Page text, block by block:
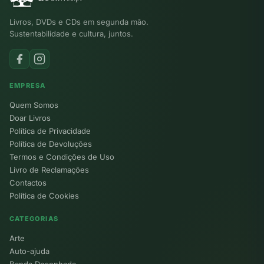
Livros, DVDs e CDs em segunda mão.
Sustentabilidade e cultura, juntos.
EMPRESA
Quem Somos
Doar Livros
Política de Privacidade
Política de Devoluções
Termos e Condições de Uso
Livro de Reclamações
Contactos
Política de Cookies
CATEGORIAS
Arte
Auto-ajuda